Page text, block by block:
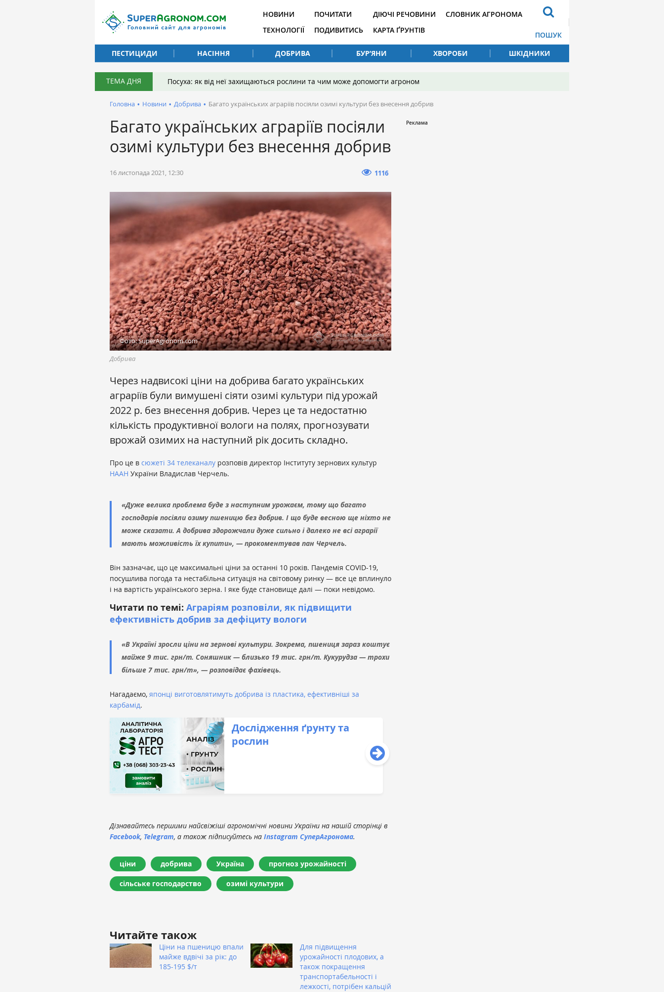
НОВИНИ
ТЕХНОЛОГІЇ
ПОЧИТАТИ
ПОДИВИТИСЬ
ДІЮЧІ РЕЧОВИНИ
КАРТА ҐРУНТІВ
СЛОВНИК АГРОНОМА
ПОШУК
ПЕСТИЦИДИ
НАСІННЯ ДОБРИВА БУР’ЯНИ ХВОРОБИ ШКІДНИКИ
ТЕМА ДНЯ Посуха: як від неї захищаються рослини та чим може допомогти агроном
Головна • Новини • Добрива • Багато українських аграріїв посіяли озимі культури без внесення добрив
Багато українських аграріїв посіяли
озимі культури без внесення добрив
16 листопада 2021, 12:30 1116
Фото: SuperAgronom.com
Добрива
Через надвисокі ціни на добрива багато українських
аграріїв були вимушені сіяти озимі культури під урожай
2022 р. без внесення добрив. Через це та недостатню
кількість продуктивної вологи на полях, прогнозувати
врожай озимих на наступний рік досить складно.
Про це в сюжеті 34 телеканалу розповів директор Інституту зернових культур
НААН України Владислав Черчель.
«Дуже велика проблема буде з наступним урожаєм, тому що багато
господарів посіяли озиму пшеницю без добрив. І що буде весною ще ніхто не
може сказати. А добрива здорожчали дуже сильно і далеко не всі аграрії
мають можливість їх купити», — прокоментував пан Черчель.
Він зазначає, що це максимальні ціни за останні 10 років. Пандемія COVID-19,
посушлива погода та нестабільна ситуація на світовому ринку — все це вплинуло
і на вартість українського зерна. І яке буде становище далі — поки невідомо.
Читати по темі: Аграріям розповіли, як підвищити
ефективність добрив за дефіциту вологи
«В Україні зросли ціни на зернові культури. Зокрема, пшениця зараз коштує
майже 9 тис. грн/т. Соняшник — близько 19 тис. грн/т. Кукурудза — трохи
більше 7 тис. грн/т», — розповідає фахівець.
Нагадаємо, японці виготовлятимуть добрива із пластика, ефективніші за
карбамід.
Дослідження ґрунту та
рослин
Дізнавайтесь першими найсвіжіші агрономічні новини України на нашій сторінці в
Facebook, Telegram, а також підписуйтесь на Instagram СуперАгронома.
ціни добрива Україна прогноз урожайності
сільське господарство озимі культури
Читайте також
Ціни на пшеницю впали
майже вдвічі за рік: до
185-195 $/т
Для підвищення
урожайності плодових, а
також покращення
транспортабельності і
лежкості, потрібен кальцій